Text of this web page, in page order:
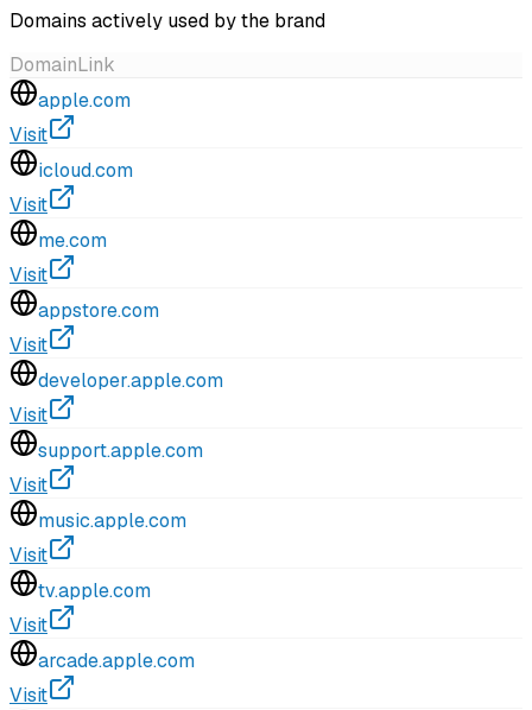
Domains actively used by the brand
DomainLink
apple.com
Visit
icloud.com
Visit
me.com
Visit
appstore.com
Visit
developer.apple.com
Visit
support.apple.com
Visit
music.apple.com
Visit
tv.apple.com
Visit
arcade.apple.com
Visit